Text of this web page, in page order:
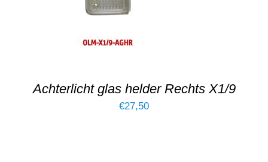
Achterlicht glas helder Rechts X1/9
€27,50